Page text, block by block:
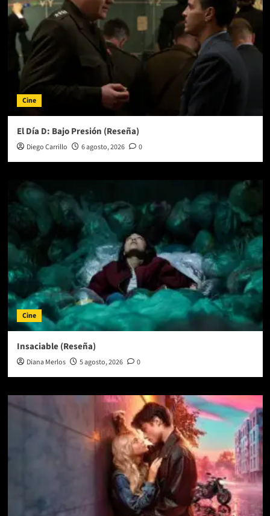
Cine
El Día D: Bajo Presión (Reseña)
Diego Carrillo 6 agosto, 2026 0
Cine
Insaciable (Reseña)
Diana Merlos 5 agosto, 2026 0